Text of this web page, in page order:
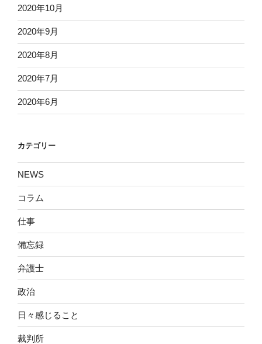
2020年10月
2020年9月
2020年8月
2020年7月
2020年6月
カテゴリー
NEWS
コラム
仕事
備忘録
弁護士
政治
日々感じること
裁判所